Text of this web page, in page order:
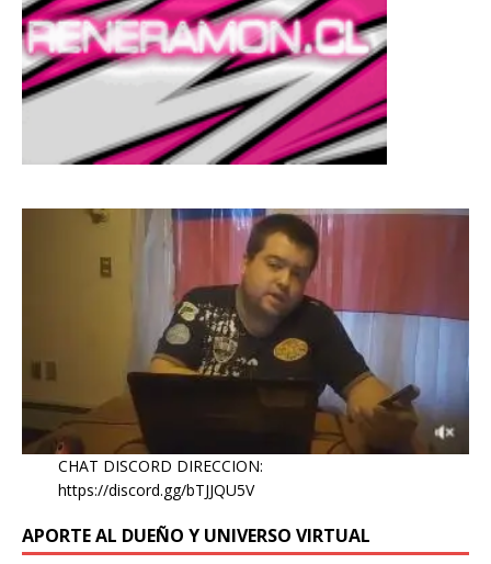
CHAT DISCORD DIRECCION:
https://discord.gg/bTJJQU5V
APORTE AL DUEÑO Y UNIVERSO VIRTUAL